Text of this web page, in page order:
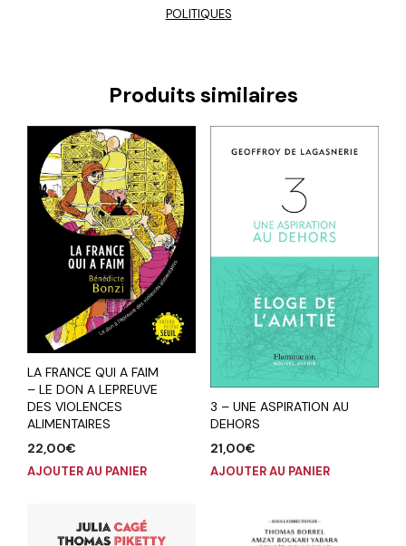
POLITIQUES
Produits similaires
LA FRANCE QUI A FAIM
– LE DON A LEPREUVE
DES VIOLENCES
ALIMENTAIRES
22,00€
AJOUTER AU PANIER
3 – UNE ASPIRATION AU
DEHORS
21,00€
AJOUTER AU PANIER